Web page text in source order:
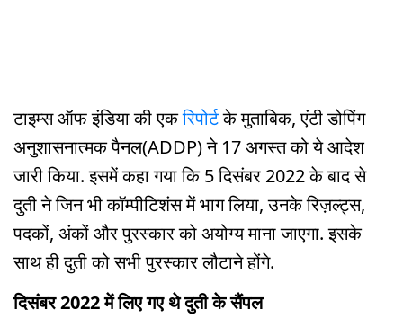
टाइम्स ऑफ इंडिया की एकरिपोर्टके मुताबिक, एंटी डोपिंग
अनुशासनात्मक पैनल(ADDP) ने 17 अगस्त को ये आदेश
जारी किया. इसमें कहा गया कि 5 दिसंबर 2022 के बाद से
दुती ने जिन भी कॉम्पीटिशंस में भाग लिया, उनके रिज़ल्ट्स,
पदकों, अंकों और पुरस्कार को अयोग्य माना जाएगा. इसके
साथ ही दुती को सभी पुरस्कार लौटाने होंगे.
दिसंबर 2022 में लिए गए थे दुती के सैंपल